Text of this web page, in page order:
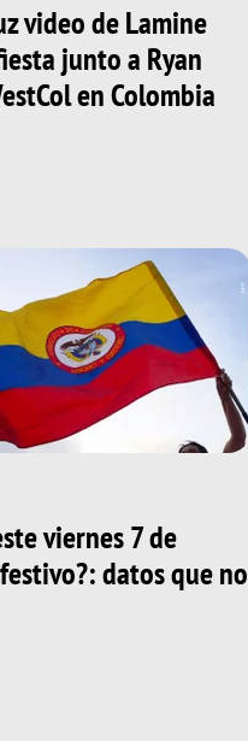
video de Lamine
junto a Ryan
en Colombia
viernes 7 de
datos que no